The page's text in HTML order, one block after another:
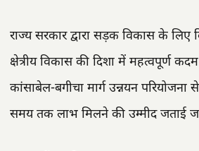
राज्य सरकार द्वारा सड़क विकास के लिए
क्षेत्रीय विकास की दिशा में महत्वपूर्ण
कांसाबेल-बगीचा मार्ग उन्नयन परियोजना
समय तक लाभ मिलने की उम्मीद जताई